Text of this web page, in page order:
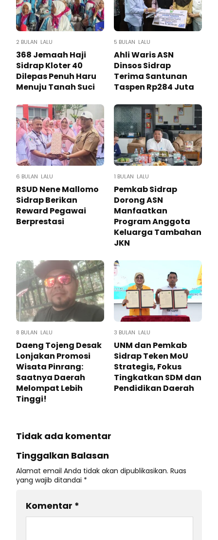
2 BULAN LALU
368 Jemaah Haji
Sidrap Kloter 40
Dilepas Penuh Haru
Menuju Tanah Suci
5 BULAN LALU
Ahli Waris ASN
Dinsos Sidrap
Terima Santunan
Taspen Rp284 Juta
6 BULAN LALU
RSUD Nene Mallomo
Sidrap Berikan
Reward Pegawai
Berprestasi
1 BULAN LALU
Pemkab Sidrap
Dorong ASN
Manfaatkan
Program Anggota
Keluarga Tambahan
JKN
8 BULAN LALU
Daeng Tojeng Desak
Lonjakan Promosi
Wisata Pinrang:
Saatnya Daerah
Melompat Lebih
Tinggi!
3 BULAN LALU
UNM dan Pemkab
Sidrap Teken MoU
Strategis, Fokus
Tingkatkan SDM dan
Pendidikan Daerah
Tidak ada komentar
Tinggalkan Balasan
Alamat email Anda tidak akan dipublikasikan. Ruas
yang wajib ditandai *
Komentar *